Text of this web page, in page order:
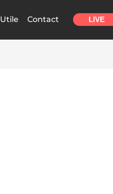
Utile Contact LIVE